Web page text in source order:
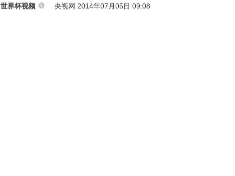
世界杯视频 央视网 2014年07月05日 09:08